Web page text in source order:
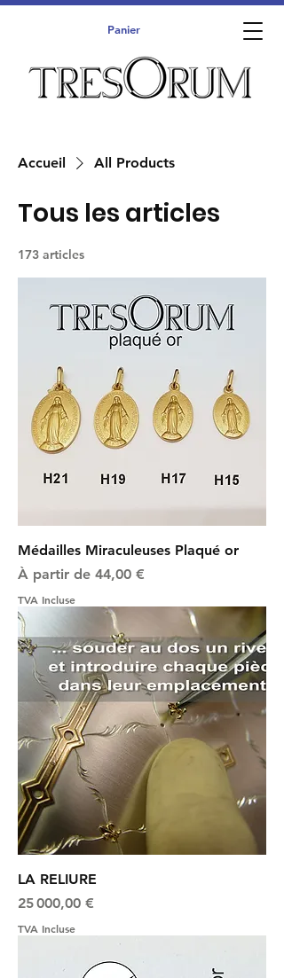
Panier
Accueil All Products
Tous les articles
173 articles
Médailles Miraculeuses Plaqué or
À partir de 44,00 €
Prix promotionnel
TVA Incluse
LA RELIURE
Prix
25 000,00 €
TVA Incluse